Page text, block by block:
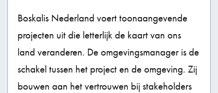
Boskalis Nederland voert toonaangevende
projecten uit die letterlijk de kaart van ons
land veranderen. De omgevingsmanager is de
schakel tussen het project en de omgeving. Zij
bouwen aan het vertrouwen bij stakeholders